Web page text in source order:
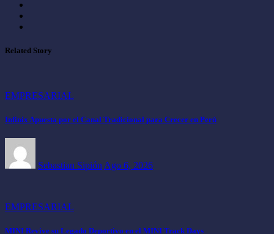
Related Story
EMPRESARIAL
Infinix Apuesta por el Canal Tradicional para Crecer en Perú
Sebastian Sipión Ago 6, 2026
EMPRESARIAL
MINI Revive su Legado Deportivo en el MINI Track Days